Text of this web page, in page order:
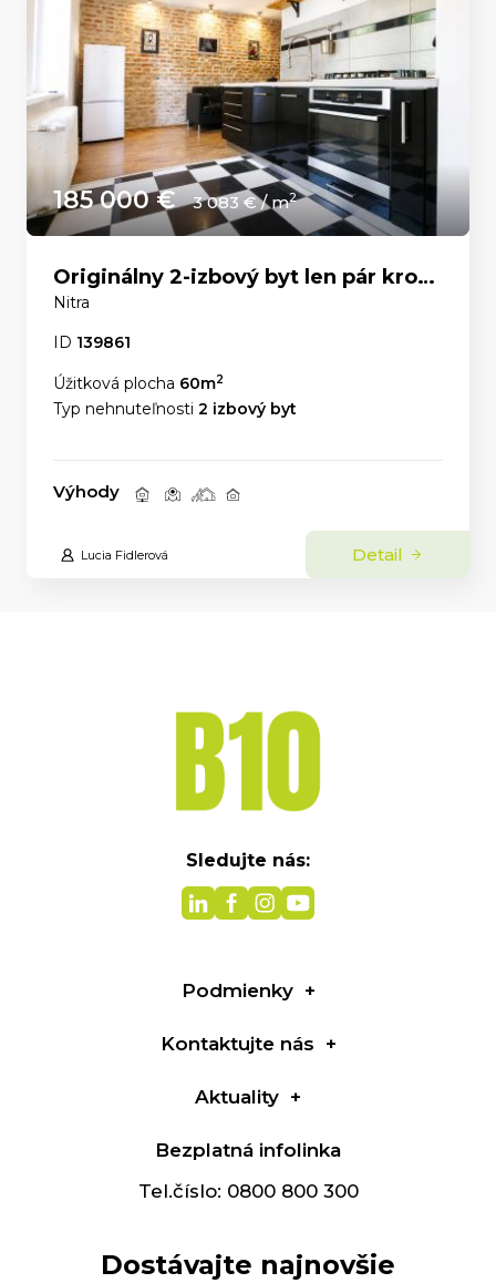
185 000 € 3 083 € / m2
Originálny 2-izbový byt len pár krokov od Nitrianskeho hradu
Nitra
ID 139861
Úžitková plocha 60m2
Typ nehnuteľnosti 2 izbový byt
Výhody
Lucia Fidlerová Detail
Sledujte nás:
Podmienky
Kontaktujte nás
Aktuality
Bezplatná infolinka
Tel.číslo: 0800 800 300
Dostávajte najnovšie